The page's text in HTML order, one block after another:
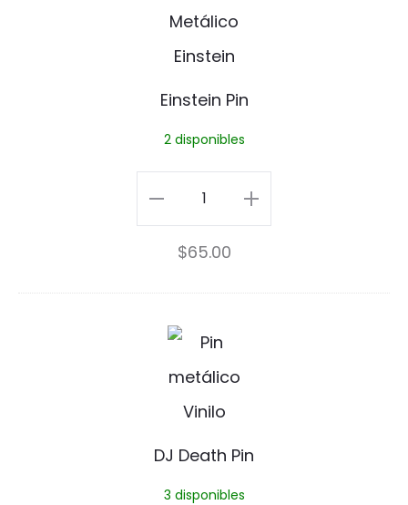
i
n
e
n
P
i
Einstein Pin
2 disponibles
Einstein
Pin
cantidad
$65.00
D
J
D
DJ Death Pin
3 disponibles